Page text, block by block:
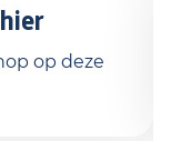
op deze